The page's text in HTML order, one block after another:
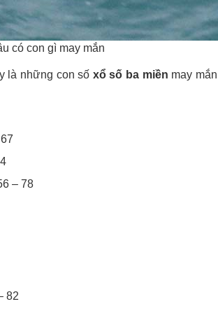
có con gì may mắn
là những con số xổ số ba miền may mắn
– 78
82